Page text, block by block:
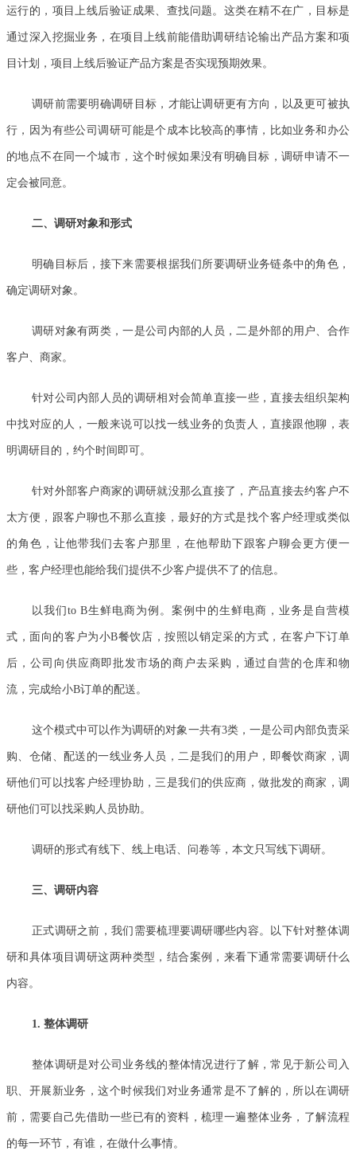
运行的，项目上线后验证成果、查找问题。这类在精不在广，目标是
通过深入挖掘业务，在项目上线前能借助调研结论输出产品方案和项
目计划，项目上线后验证产品方案是否实现预期效果。
调研前需要明确调研目标，才能让调研更有方向，以及更可被执
行，因为有些公司调研可能是个成本比较高的事情，比如业务和办公
的地点不在同一个城市，这个时候如果没有明确目标，调研申请不一
定会被同意。
二、调研对象和形式
明确目标后，接下来需要根据我们所要调研业务链条中的角色，
确定调研对象。
调研对象有两类，一是公司内部的人员，二是外部的用户、合作
客户、商家。
针对公司内部人员的调研相对会简单直接一些，直接去组织架构
中找对应的人，一般来说可以找一线业务的负责人，直接跟他聊，表
明调研目的，约个时间即可。
针对外部客户商家的调研就没那么直接了，产品直接去约客户不
太方便，跟客户聊也不那么直接，最好的方式是找个客户经理或类似
的角色，让他带我们去客户那里，在他帮助下跟客户聊会更方便一
些，客户经理也能给我们提供不少客户提供不了的信息。
以我们to B生鲜电商为例。案例中的生鲜电商，业务是自营模
式，面向的客户为小B餐饮店，按照以销定采的方式，在客户下订单
后，公司向供应商即批发市场的商户去采购，通过自营的仓库和物
流，完成给小B订单的配送。
这个模式中可以作为调研的对象一共有3类，一是公司内部负责采
购、仓储、配送的一线业务人员，二是我们的用户，即餐饮商家，调
研他们可以找客户经理协助，三是我们的供应商，做批发的商家，调
研他们可以找采购人员协助。
调研的形式有线下、线上电话、问卷等，本文只写线下调研。
三、调研内容
正式调研之前，我们需要梳理要调研哪些内容。以下针对整体调
研和具体项目调研这两种类型，结合案例，来看下通常需要调研什么
内容。
1. 整体调研
整体调研是对公司业务线的整体情况进行了解，常见于新公司入
职、开展新业务，这个时候我们对业务通常是不了解的，所以在调研
前，需要自己先借助一些已有的资料，梳理一遍整体业务，了解流程
的每一环节，有谁，在做什么事情。